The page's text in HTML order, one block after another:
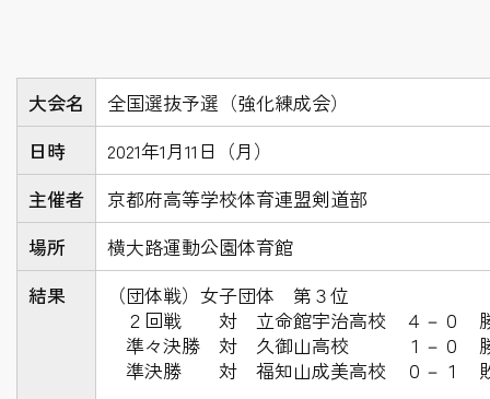
大会名
全国選抜予選（強化練成会）
日時
2021年1月11日（月）
主催者
京都府高等学校体育連盟剣道部
場所
横大路運動公園体育館
結果
（団体戦）女子団体 第３位
２回戦 対 立命館宇治高校 ４－０
準々決勝 対 久御山高校 １－０
準決勝 対 福知山成美高校 ０－１